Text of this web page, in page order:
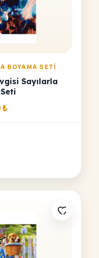
BOYAMA SETI
Sayılarla
₺